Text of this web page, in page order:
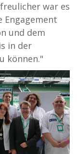
war es
Engagement
und dem
in der
können."